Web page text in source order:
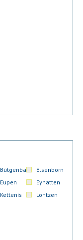
Bütgenbach
Elsenborn
Eupen
Eynatten
Kettenis
Lontzen